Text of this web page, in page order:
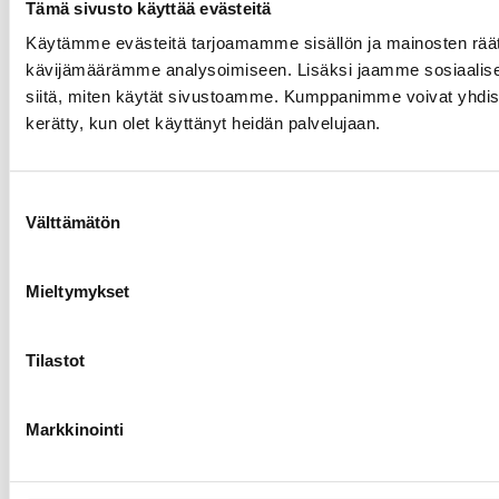
Tämä sivusto käyttää evästeitä
Käytämme evästeitä tarjoamamme sisällön ja mainosten
kävijämäärämme analysoimiseen. Lisäksi jaamme
siitä, miten käytät sivustoamme. Kumppanimme voivat
kerätty, kun olet käyttänyt heidän palvelujaan.
valinta
Välttämätön
Mieltymykset
Tilastot
Markkinointi